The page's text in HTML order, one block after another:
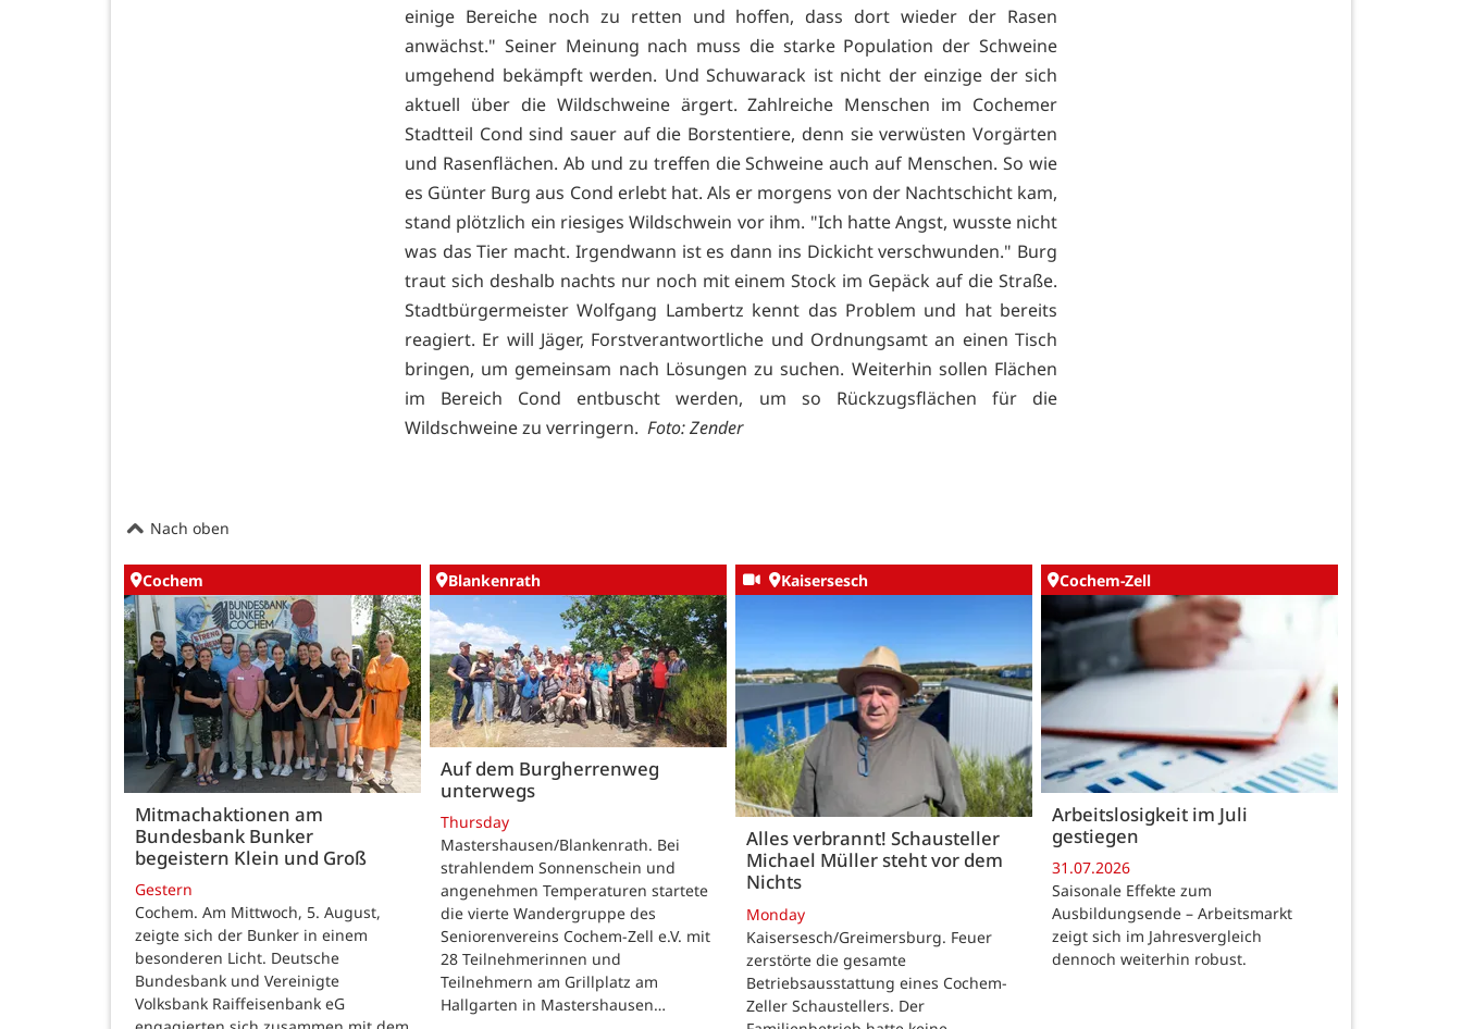
einige Bereiche noch zu retten und hoffen, dass dort wieder der Rasen
anwächst." Seiner Meinung nach muss die starke Population der Schweine
umgehend bekämpft werden. Und Schuwarack ist nicht der einzige der sich
aktuell über die Wildschweine ärgert. Zahlreiche Menschen im Cochemer
Stadtteil Cond sind sauer auf die Borstentiere, denn sie verwüsten Vorgärten
und Rasenflächen. Ab und zu treffen die Schweine auch auf Menschen. So wie
es Günter Burg aus Cond erlebt hat. Als er morgens von der Nachtschicht kam,
stand plötzlich ein riesiges Wildschwein vor ihm. "Ich hatte Angst, wusste nicht
was das Tier macht. Irgendwann ist es dann ins Dickicht verschwunden." Burg
traut sich deshalb nachts nur noch mit einem Stock im Gepäck auf die Straße.
Stadtbürgermeister Wolfgang Lambertz kennt das Problem und hat bereits
reagiert. Er will Jäger, Forstverantwortliche und Ordnungsamt an einen Tisch
bringen, um gemeinsam nach Lösungen zu suchen. Weiterhin sollen Flächen
im Bereich Cond entbuscht werden, um so Rückzugsflächen für die
Wildschweine zu verringern. Foto: Zender
Nach oben
Cochem
Mitmachaktionen am
Bundesbank Bunker
begeistern Klein und Groß
Gestern
Cochem. Am Mittwoch, 5. August,
zeigte sich der Bunker in einem
besonderen Licht. Deutsche
Bundesbank und Vereinigte
Volksbank Raiffeisenbank eG
Blankenrath
Auf dem Burgherrenweg
unterwegs
Thursday
Mastershausen/Blankenrath. Bei
strahlendem Sonnenschein und
angenehmen Temperaturen startete
die vierte Wandergruppe des
Seniorenvereins Cochem-Zell e.V. mit
28 Teilnehmerinnen und
Teilnehmern am Grillplatz am
Hallgarten in Mastershausen…
Kaisersesch
Alles verbrannt! Schausteller
Michael Müller steht vor dem
Nichts
Monday
Kaisersesch/Greimersburg. Feuer
zerstörte die gesamte
Betriebsausstattung eines Cochem-
Zeller Schaustellers. Der
Cochem-Zell
Arbeitslosigkeit im Juli
gestiegen
31.07.2026
Saisonale Effekte zum
Ausbildungsende – Arbeitsmarkt
zeigt sich im Jahresvergleich
dennoch weiterhin robust.